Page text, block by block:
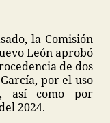
la Comisión
León aprobó
de dos
por el uso
así como por
2024.